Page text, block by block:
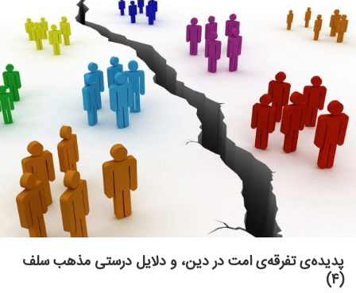
پدیده‌ی تفرقه‌ی امت در دین، و دلایل درستی مذهب سلف
(۴)